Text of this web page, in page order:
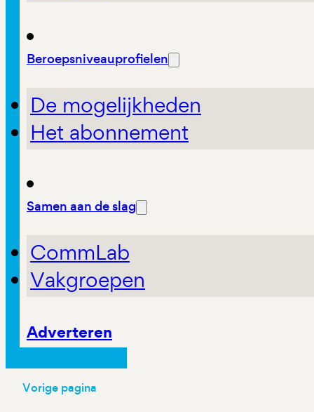
Beroepsniveauprofielen
De mogelijkheden
Het abonnement
Samen aan de slag
CommLab
Vakgroepen
Adverteren
Vorige pagina